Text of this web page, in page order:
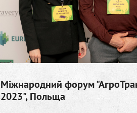
Міжнародний форум
2023", Польща